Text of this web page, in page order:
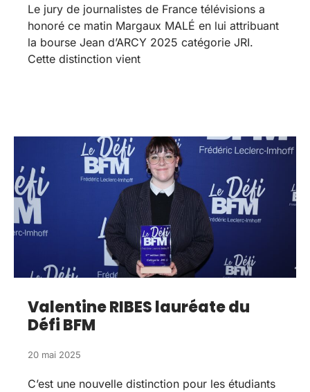
Le jury de journalistes de France télévisions a
honoré ce matin Margaux MALÉ en lui attribuant
la bourse Jean d’ARCY 2025 catégorie JRI.
Cette distinction vient
Valentine RIBES lauréate du
Défi BFM
20 mai 2025
C’est une nouvelle distinction pour les étudiants